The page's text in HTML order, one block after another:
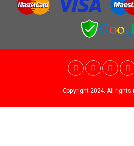
Copyright 2024. All rights